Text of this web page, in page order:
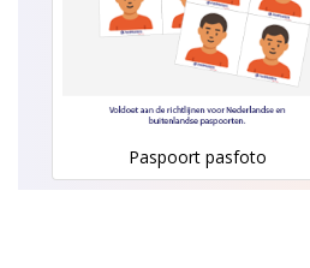
Paspoort pasfoto